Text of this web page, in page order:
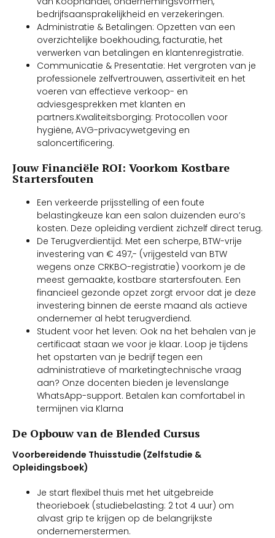
bedrijfsaansprakelijkheid en verzekeringen.
Administratie & Betalingen: Opzetten van een
overzichtelijke boekhouding, facturatie, het
verwerken van betalingen en klantenregistratie.
Communicatie & Presentatie: Het vergroten van je
professionele zelfvertrouwen, assertiviteit en het
voeren van effectieve verkoop- en
adviesgesprekken met klanten en
partners.Kwaliteitsborging: Protocollen voor
hygiëne, AVG-privacywetgeving en
saloncertificering.
Jouw Financiële ROI: Voorkom Kostbare
Startersfouten
Een verkeerde prijsstelling of een foute
belastingkeuze kan een salon duizenden euro’s
kosten. Deze opleiding verdient zichzelf direct terug.
De Terugverdientijd: Met een scherpe, BTW-vrije
investering van € 497,- (vrijgesteld van BTW
wegens onze CRKBO-registratie) voorkom je de
meest gemaakte, kostbare startersfouten. Een
financieel gezonde opzet zorgt ervoor dat je deze
investering binnen de eerste maand als actieve
ondernemer al hebt terugverdiend.
Student voor het leven: Ook na het behalen van je
certificaat staan we voor je klaar. Loop je tijdens
het opstarten van je bedrijf tegen een
administratieve of marketingtechnische vraag
aan? Onze docenten bieden je levenslange
WhatsApp-support. Betalen kan comfortabel in
termijnen via Klarna
De Opbouw van de Blended Cursus
Voorbereidende Thuisstudie (Zelfstudie &
Opleidingsboek)
Je start flexibel thuis met het uitgebreide
theorieboek (studiebelasting: 2 tot 4 uur) om
alvast grip te krijgen op de belangrijkste
ondernemerstermen.